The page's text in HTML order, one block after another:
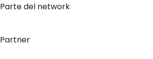
Parte del network
Partner